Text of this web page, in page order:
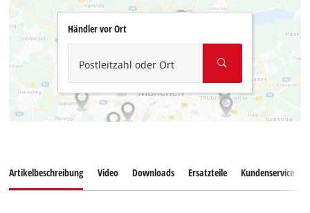
Händler vor Ort
Postleitzahl oder Ort
Artikelbeschreibung Video Downloads Ersatzteile Kundenservice